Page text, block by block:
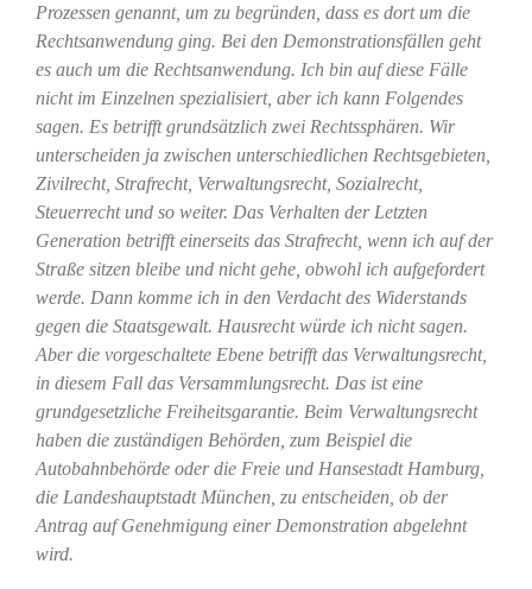
Prozessen genannt, um zu begründen, dass es dort um die
Rechtsanwendung ging. Bei den Demonstrationsfällen geht
es auch um die Rechtsanwendung. Ich bin auf diese Fälle
nicht im Einzelnen spezialisiert, aber ich kann Folgendes
sagen. Es betrifft grundsätzlich zwei Rechtssphären. Wir
unterscheiden ja zwischen unterschiedlichen Rechtsgebieten,
Zivilrecht, Strafrecht, Verwaltungsrecht, Sozialrecht,
Steuerrecht und so weiter. Das Verhalten der Letzten
Generation betrifft einerseits das Strafrecht, wenn ich auf der
Straße sitzen bleibe und nicht gehe, obwohl ich aufgefordert
werde. Dann komme ich in den Verdacht des Widerstands
gegen die Staatsgewalt. Hausrecht würde ich nicht sagen.
Aber die vorgeschaltete Ebene betrifft das Verwaltungsrecht,
in diesem Fall das Versammlungsrecht. Das ist eine
grundgesetzliche Freiheitsgarantie. Beim Verwaltungsrecht
haben die zuständigen Behörden, zum Beispiel die
Autobahnbehörde oder die Freie und Hansestadt Hamburg,
die Landeshauptstadt München, zu entscheiden, ob der
Antrag auf Genehmigung einer Demonstration abgelehnt
wird.